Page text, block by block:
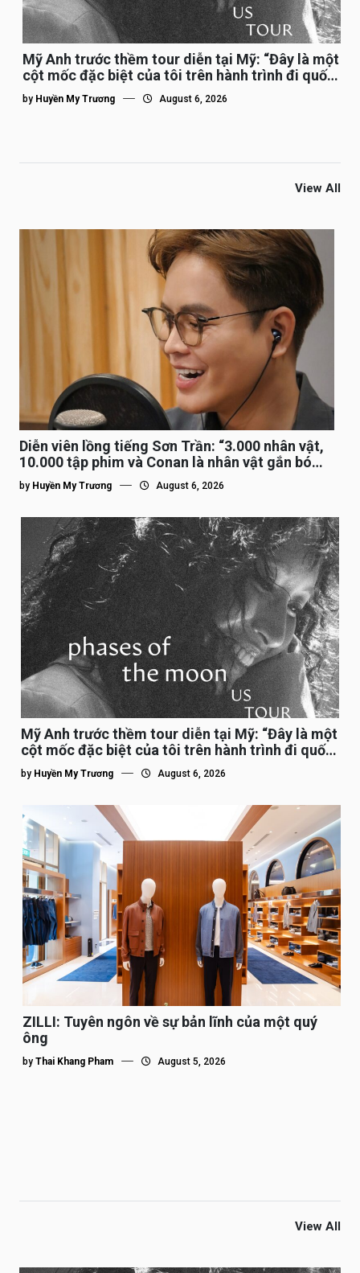
Mỹ Anh trước thềm tour diễn tại Mỹ: “Đây là một
cột mốc đặc biệt của tôi trên hành trình đi quốc
tế”
by Huyền My Trương August 6, 2026
View All
Diễn viên lồng tiếng Sơn Trần: “3.000 nhân vật,
10.000 tập phim và Conan là nhân vật gắn bó
lâu nhất”
by Huyền My Trương August 6, 2026
Mỹ Anh trước thềm tour diễn tại Mỹ: “Đây là một
cột mốc đặc biệt của tôi trên hành trình đi quốc
tế”
by Huyền My Trương August 6, 2026
ZILLI: Tuyên ngôn về sự bản lĩnh của một quý
ông
by Thai Khang Pham August 5, 2026
View All